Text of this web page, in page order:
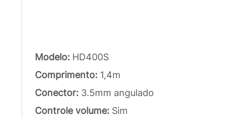
Modelo: HD400S
Comprimento: 1,4m
Conector: 3.5mm angulado
Controle volume: Sim